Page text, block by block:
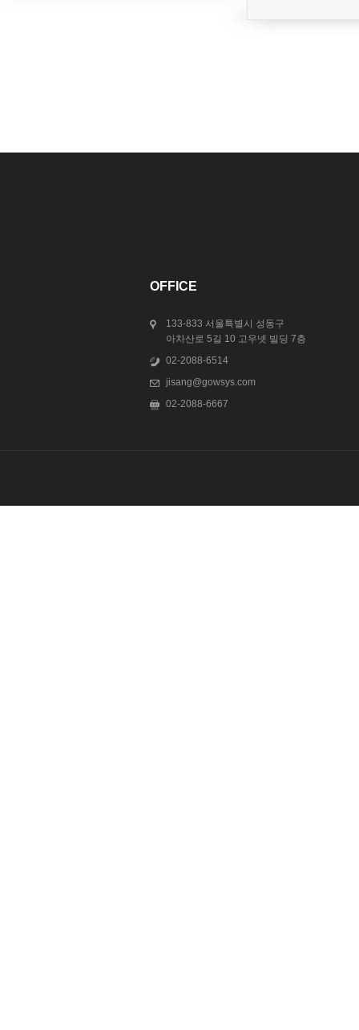
OFFICE
133-833 서울특별시 성동구
아차산로 5길 10 고우넷 빌딩 7층
02-2088-6514
jisang@gowsys.com
02-2088-6667